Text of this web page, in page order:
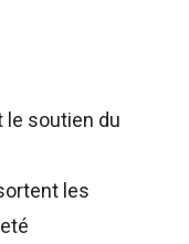
le soutien du
les